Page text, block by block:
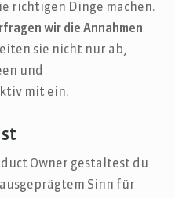
richtigen Dinge machen.
wir die Annahmen
sie nicht nur ab,
und
mit ein.
Owner gestaltest du
Sinn für